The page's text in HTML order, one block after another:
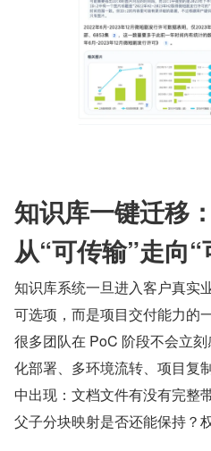
知识库一键迁移
从“可传输”走向“
知识库系统一旦进入客户真实
可选项，而是项目交付能力的一
很多团队在 PoC 阶段不会立
化部署、多环境流转、项目复
中出现：文档文件有没有完整
父子分块映射是否还能保持？